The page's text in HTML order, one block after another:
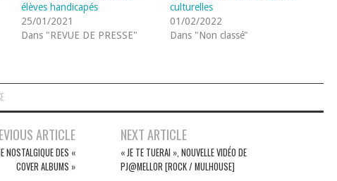
élèves handicapés
25/01/2021
Dans "REVUE DE PRESSE"
culturelles
01/02/2022
Dans "Non classé"
ARTICLE
NOSTALGIQUE DES «
COVER ALBUMS »
NEXT ARTICLE
« JE TE TUERAI », NOUVELLE VIDÉO DE
PJ@MELLOR [ROCK / MULHOUSE]